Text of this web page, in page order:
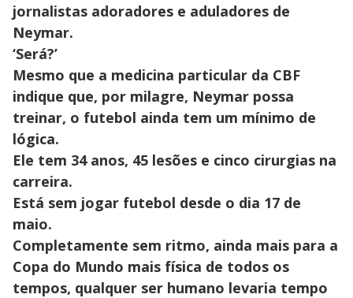
jornalistas adoradores e aduladores de
Neymar.
‘Será?’
Mesmo que a medicina particular da CBF
indique que, por milagre, Neymar possa
treinar, o futebol ainda tem um mínimo de
lógica.
Ele tem 34 anos, 45 lesões e cinco cirurgias na
carreira.
Está sem jogar futebol desde o dia 17 de
maio.
Completamente sem ritmo, ainda mais para a
Copa do Mundo mais física de todos os
tempos, qualquer ser humano levaria tempo